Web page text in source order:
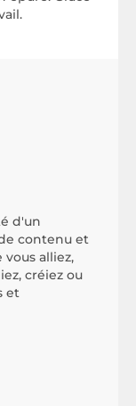
d'un
contenu et
alliez,
créiez ou
et